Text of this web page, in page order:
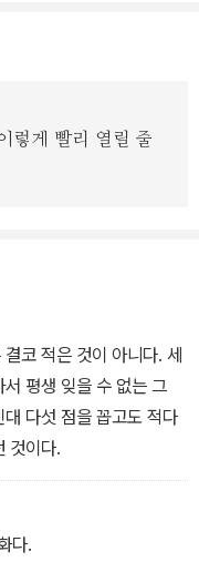
지상, 을밀대와 김동인 등
한 설명이 아련한 그리움
간이 살던 상원 검은모
화의 위상과 가치를 설
기'에서는 답사 마지막날
.김주영과 북한답사를 함
다 한 이야기를 담았다.
보통강 보통문: 무너진
렇게 빨리 열릴 줄
코 적은 것이 아니다. 세
평생 잊을 수 없는 그
다섯 점을 꼽고도 적다
것이다.
다.